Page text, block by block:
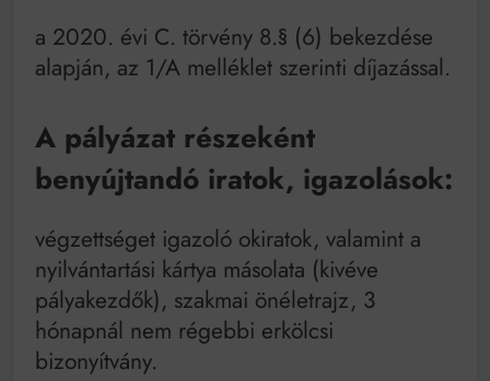
a 2020. évi C. törvény 8.§ (6) bekezdése
alapján, az 1/A melléklet szerinti díjazással.
A pályázat részeként
benyújtandó iratok, igazolások:
végzettséget igazoló okiratok, valamint a
nyilvántartási kártya másolata (kivéve
pályakezdők), szakmai önéletrajz, 3
hónapnál nem régebbi erkölcsi
bizonyítvány.